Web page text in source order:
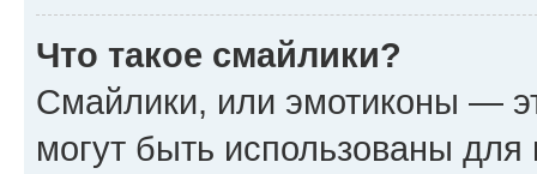
Что такое смайлики?
Смайлики, или эмотиконы —
могут быть использованы